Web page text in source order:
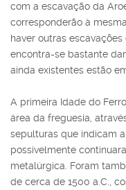
com a escavação da
corresponderão à
haver outras
encontra-se bastante
ainda existentes estão
A primeira Idade do
área da freguesia,
sepulturas que indicam
possivelmente
metalúrgica. Foram
de cerca de 1500 a.C.,